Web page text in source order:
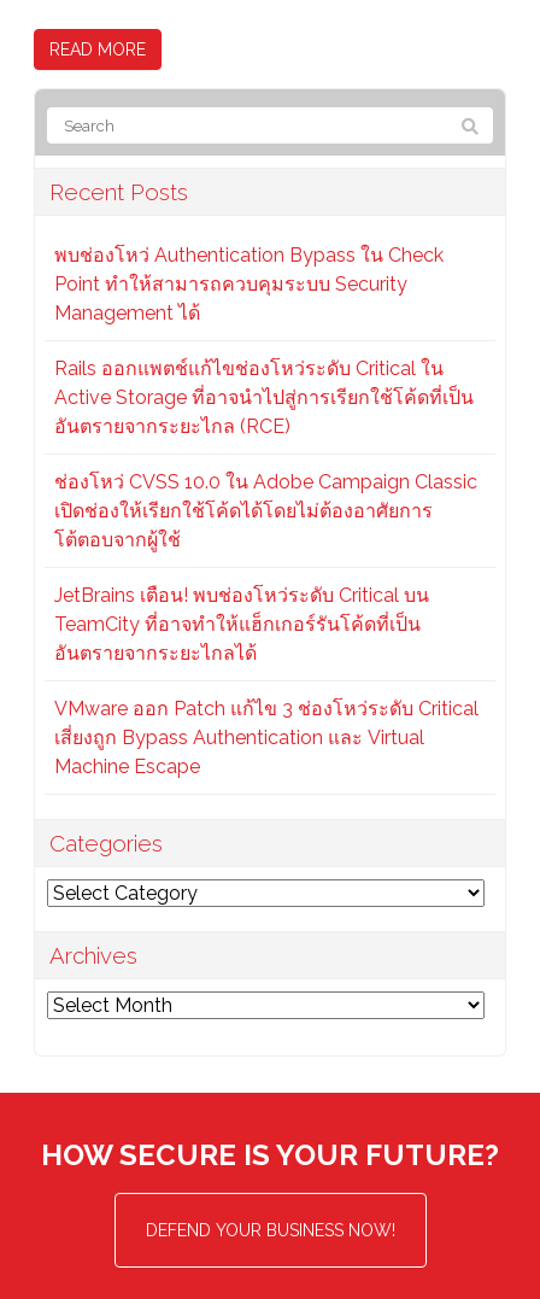
READ MORE
Recent Posts
พบช่องโหว่ Authentication Bypass ใน Check
Point ทำให้สามารถควบคุมระบบ Security
Management ได้
Rails ออกแพตช์แก้ไขช่องโหว่ระดับ Critical ใน
Active Storage ที่อาจนำไปสู่การเรียกใช้โค้ดที่เป็น
อันตรายจากระยะไกล (RCE)
ช่องโหว่ CVSS 10.0 ใน Adobe Campaign Classic
เปิดช่องให้เรียกใช้โค้ดได้โดยไม่ต้องอาศัยการ
โต้ตอบจากผู้ใช้
JetBrains เตือน! พบช่องโหว่ระดับ Critical บน
TeamCity ที่อาจทำให้แฮ็กเกอร์รันโค้ดที่เป็น
อันตรายจากระยะไกลได้
VMware ออก Patch แก้ไข 3 ช่องโหว่ระดับ Critical
เสี่ยงถูก Bypass Authentication และ Virtual
Machine Escape
Categories
Categories
Archives
Archives
HOW SECURE IS YOUR FUTURE?
DEFEND YOUR BUSINESS NOW!